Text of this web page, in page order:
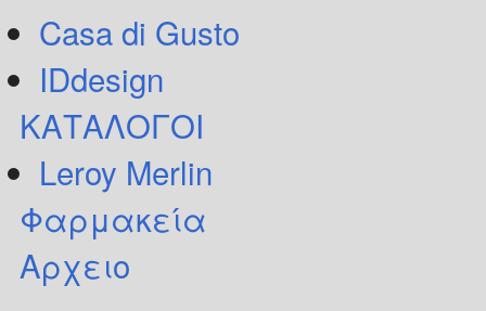
Casa di Gusto
IDdesign
ΚΑΤΑΛΟΓΟΙ
Leroy Merlin
Φαρμακεία
Αρχειο